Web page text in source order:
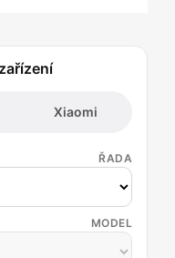
Xiaomi
ŘADA
MODEL